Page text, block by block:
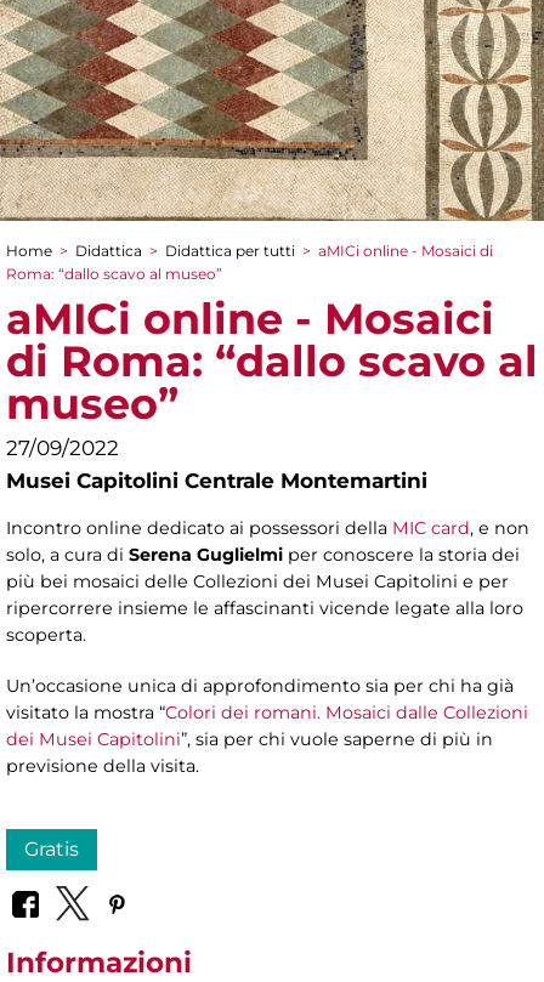
Tu sei qui
Home > Didattica > Didattica per tutti > aMICi online - Mosaici di
Roma: “dallo scavo al museo”
aMICi online - Mosaici
di Roma: “dallo scavo al
museo”
27/09/2022
Musei Capitolini Centrale Montemartini
Incontro online dedicato ai possessori della MIC card, e non
solo, a cura di Serena Guglielmi per conoscere la storia dei
più bei mosaici delle Collezioni dei Musei Capitolini e per
ripercorrere insieme le affascinanti vicende legate alla loro
scoperta.
Un’occasione unica di approfondimento sia per chi ha già
visitato la mostra “Colori dei romani. Mosaici dalle Collezioni
dei Musei Capitolini”, sia per chi vuole saperne di più in
previsione della visita.
Gratis
Informazioni